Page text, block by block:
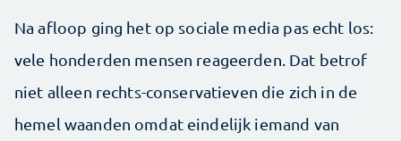
Na afloop ging het op sociale media pas echt los:
vele honderden mensen reageerden. Dat betrof
niet alleen rechts-conservatieven die zich in de
hemel waanden omdat eindelijk iemand van